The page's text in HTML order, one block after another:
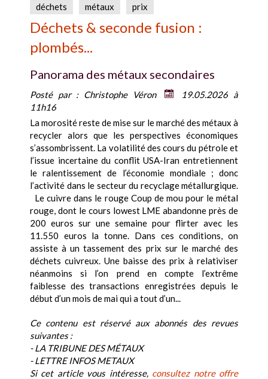
déchets métaux prix
Déchets & seconde fusion :
plombés...
Panorama des métaux secondaires
Posté par : Christophe Véron
19.05.2026 à
11h16
La morosité reste de mise sur le marché des métaux à
recycler alors que les perspectives économiques
s’assombrissent. La volatilité des cours du pétrole et
l’issue incertaine du conflit USA-Iran entretiennent
le ralentissement de l’économie mondiale ; donc
l’activité dans le secteur du recyclage métallurgique.
Le cuivre dans le rouge Coup de mou pour le métal
rouge, dont le cours lowest LME abandonne près de
200 euros sur une semaine pour flirter avec les
11.550 euros la tonne. Dans ces conditions, on
assiste à un tassement des prix sur le marché des
déchets cuivreux. Une baisse des prix à relativiser
néanmoins si l’on prend en compte l’extrême
faiblesse des transactions enregistrées depuis le
début d’un mois de mai qui a tout d’un...
Ce contenu est réservé aux abonnés des revues
suivantes :
- LA TRIBUNE DES MÉTAUX
- LETTRE INFOS METAUX
Si cet article vous intéresse, consultez notre offre